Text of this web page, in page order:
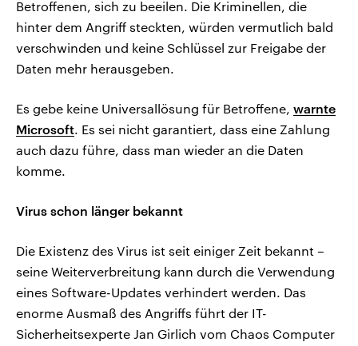
Betroffenen, sich zu beeilen. Die Kriminellen, die
hinter dem Angriff steckten, würden vermutlich bald
verschwinden und keine Schlüssel zur Freigabe der
Daten mehr herausgeben.
Es gebe keine Universallösung für Betroffene, warnte
Microsoft. Es sei nicht garantiert, dass eine Zahlung
auch dazu führe, dass man wieder an die Daten
komme.
Virus schon länger bekannt
Die Existenz des Virus ist seit einiger Zeit bekannt –
seine Weiterverbreitung kann durch die Verwendung
eines Software-Updates verhindert werden. Das
enorme Ausmaß des Angriffs führt der IT-
Sicherheitsexperte Jan Girlich vom Chaos Computer